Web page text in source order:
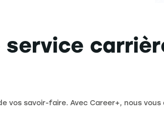
service
vos savoir-faire. Avec Career+, nous